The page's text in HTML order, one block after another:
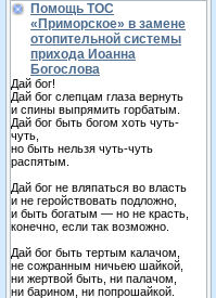
Помощь ТОС
«Приморское» в замене
отопительной системы
прихода Иоанна
Богослова
Дай бог!
Дай бог слепцам глаза вернуть
и спины выпрямить горбатым.
Дай бог быть богом хоть чуть-
чуть,
но быть нельзя чуть-чуть
распятым.
Дай бог не вляпаться во власть
и не геройствовать подложно,
и быть богатым — но не красть,
конечно, если так возможно.
Дай бог быть тертым калачом,
не сожранным ничьею шайкой,
ни жертвой быть, ни палачом,
ни барином, ни попрошайкой.